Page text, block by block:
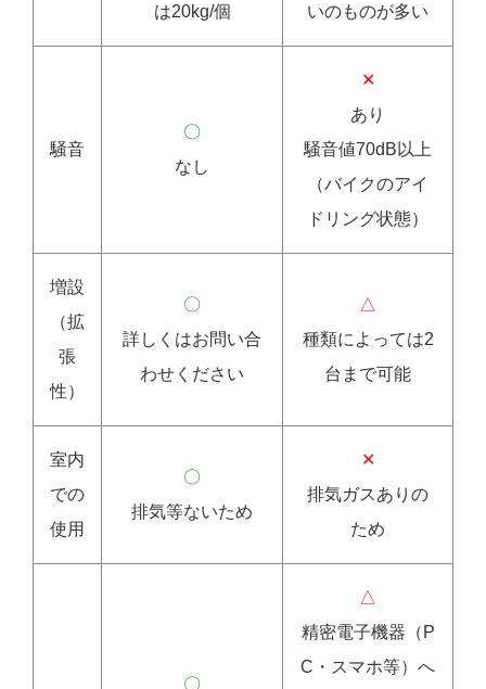
は20kg/個
いのものが多い
騒音
〇
なし
✕
あり
騒音値70dB以上
（バイクのアイ
ドリング状態）
増設
（拡
張
性）
〇
詳しくはお問い合
わせください
△
種類によっては2
台まで可能
室内
での
使用
〇
排気等ないため
✕
排気ガスありの
ため
〇
△
精密電子機器（P
C・スマホ等）へ